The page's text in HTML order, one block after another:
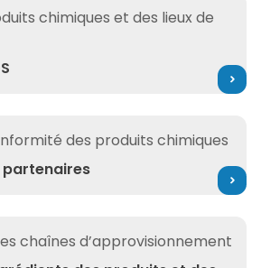
chimiques et des lieux de
des produits chimiques
chaînes d’approvisionnement